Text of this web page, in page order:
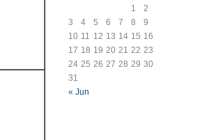
« Jun
1
2
3
4 5 6 7 8
9
10 11 12 13 14 15 16
17 18 19 20 21 22 23
24 25 26 27 28 29 30
31